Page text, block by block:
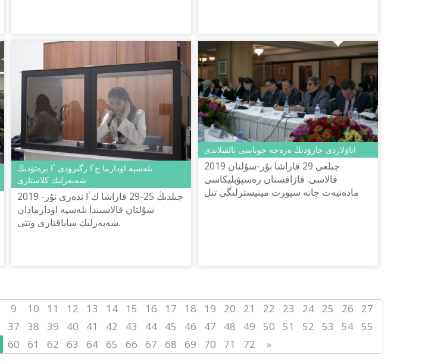
ىلەسپە اۋدارما جٴا رگىزۋدى ٴا يرەتۋدىڭ
شەبەرلىك كلاستارى
2019 جىلدىڭ 25-29 قاراشا كٴا ندەرى نۇر-
سۇلتان قالاسىندا ىلەسپە اۋدارمادان
شەبەرلىك ساباقتارى وتتى.
اتاۋلاردى جازۋدىڭ ەرەجە جوباسى تالقىلاندى
2019 جىلعى 29 قاراشا نۇر-سۇلتان
قالاسى. قازاقستان رەسپۋبليكاسى
مادەنيەت جانە سپورت مينيسترلىگى تىل
9 10 11 12 13 14 15 16 17 18 19 20 21 22 23 24 25 26
27
37 38 39 40 41 42 43 44 45 46 47 48 49 50 51 52 53 54 55
60 61 62 63 64 65 66 67 68 69 70 71 72 »